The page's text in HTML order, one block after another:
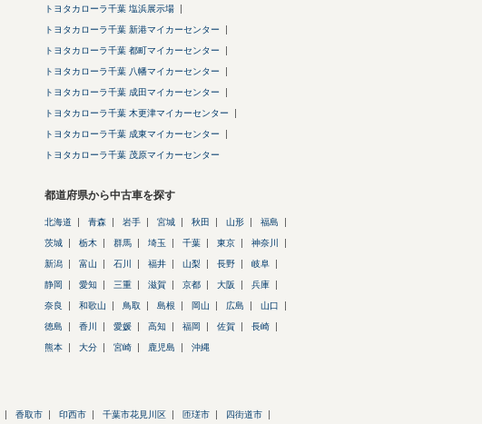
トヨタカローラ千葉 塩浜展示場
トヨタカローラ千葉 新港マイカーセンター
トヨタカローラ千葉 都町マイカーセンター
トヨタカローラ千葉 八幡マイカーセンター
トヨタカローラ千葉 成田マイカーセンター
トヨタカローラ千葉 木更津マイカーセンター
トヨタカローラ千葉 成東マイカーセンター
トヨタカローラ千葉 茂原マイカーセンター
都道府県から中古車を探す
北海道 青森 岩手 宮城 秋田 山形 福島
茨城 栃木 群馬 埼玉 千葉 東京 神奈川
新潟 富山 石川 福井 山梨 長野 岐阜
静岡 愛知 三重 滋賀 京都 大阪 兵庫
奈良 和歌山 鳥取 島根 岡山 広島 山口
徳島 香川 愛媛 高知 福岡 佐賀 長崎
熊本 大分 宮崎 鹿児島 沖縄
香取市 印西市 千葉市花見川区 匝瑳市 四街道市